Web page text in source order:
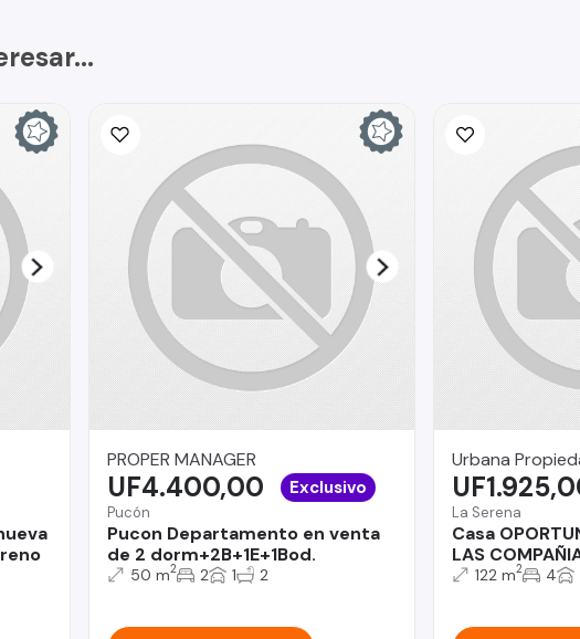
PROPER MANAGER
Pucón
Pucon Departamento en venta
de 2 dorm+2B+1E+1Bod.
UF4.400,00 Exclusivo
50 m2 2 1 2
Urbana
La Serena
Casa
LAS
122 m2 4